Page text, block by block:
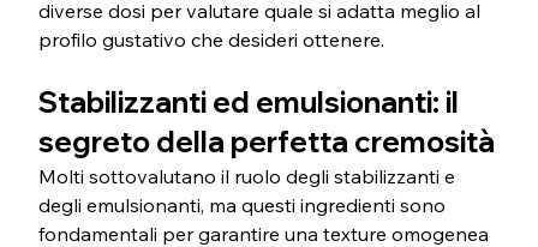
diverse dosi per valutare quale si adatta meglio al
profilo gustativo che desideri ottenere.
Stabilizzanti ed emulsionanti: il
segreto della perfetta cremosità
Molti sottovalutano il ruolo degli stabilizzanti e
degli emulsionanti, ma questi ingredienti sono
fondamentali per garantire una texture omogenea